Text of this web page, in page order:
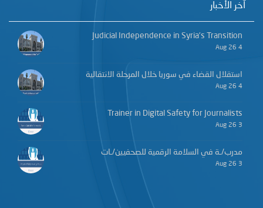
آخر الأخبار
Judicial Independence in Syria’s Transition
4 Aug 26
استقلال القضاء في سوريا خلال المرحلة الانتقالية
4 Aug 26
Trainer in Digital Safety for Journalists
3 Aug 26
مدرب/ـة في السلامة الرقمية للصحفيين/ـات
3 Aug 26